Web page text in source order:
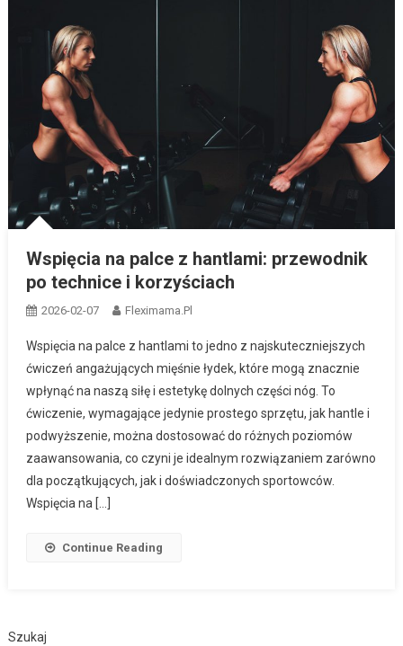
Wspięcia na palce z hantlami: przewodnik
po technice i korzyściach
2026-02-07 Fleximama.pl
Wspięcia na palce z hantlami to jedno z najskuteczniejszych
ćwiczeń angażujących mięśnie łydek, które mogą znacznie
wpłynąć na naszą siłę i estetykę dolnych części nóg. To
ćwiczenie, wymagające jedynie prostego sprzętu, jak hantle i
podwyższenie, można dostosować do różnych poziomów
zaawansowania, co czyni je idealnym rozwiązaniem zarówno
dla początkujących, jak i doświadczonych sportowców.
Wspięcia na […]
Continue Reading
Szukaj